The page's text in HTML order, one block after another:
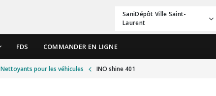
SaniDépôt Ville Saint-
Laurent
FDS COMMANDER EN LIGNE
Nettoyants pour les véhicules INO shine 401